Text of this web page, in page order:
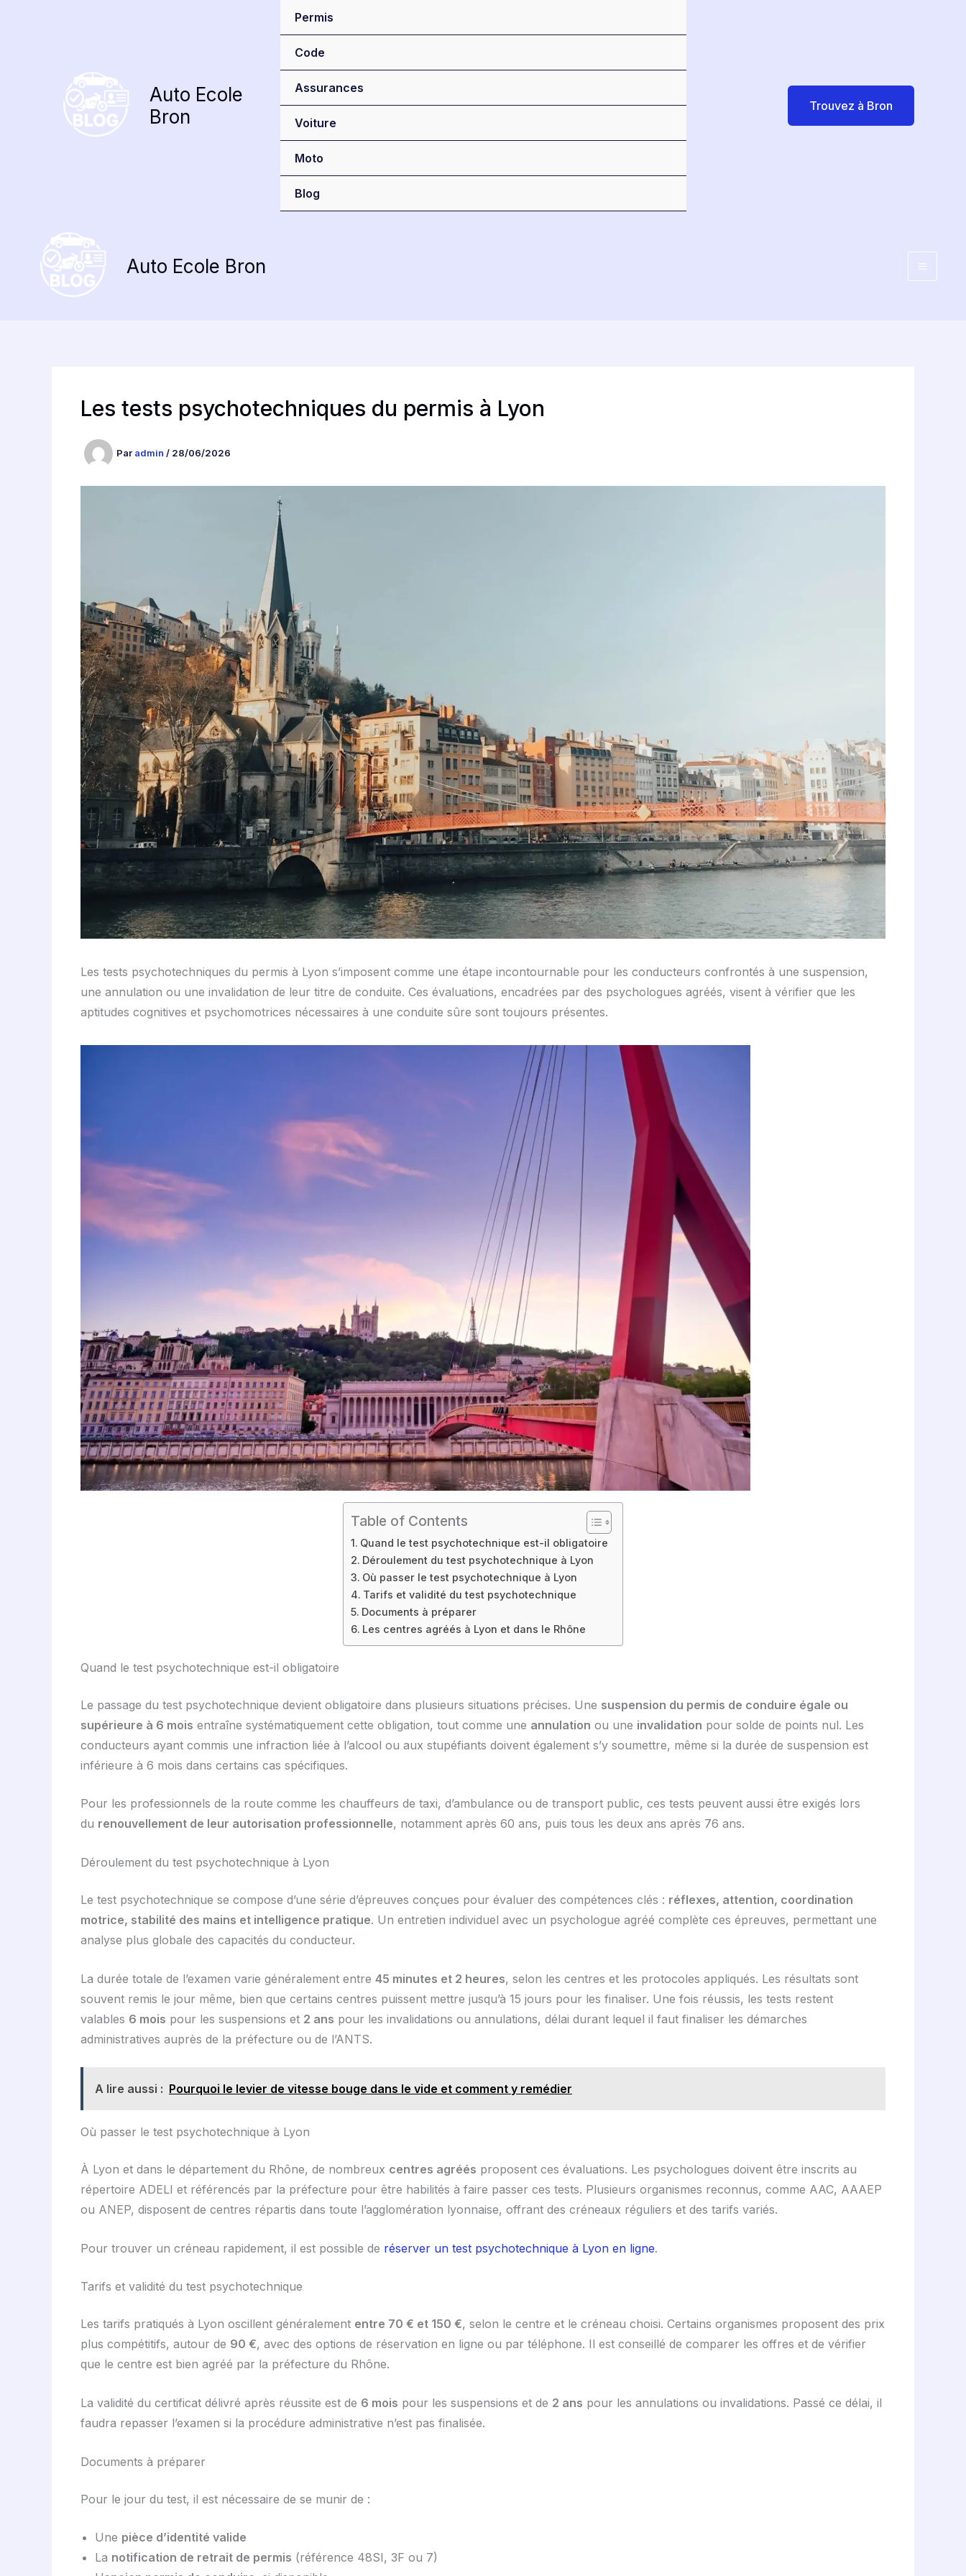
Auto Ecole
Bron
Permis
Code
Assurances
Voiture
Moto
Blog
Trouvez à Bron
Auto Ecole Bron
Les tests psychotechniques du permis à Lyon
Par admin / 28/06/2026
Les tests psychotechniques du permis à Lyon s’imposent comme une étape incontournable pour les conducteurs confrontés à une suspension,
une annulation ou une invalidation de leur titre de conduite. Ces évaluations, encadrées par des psychologues agréés, visent à vérifier que les
aptitudes cognitives et psychomotrices nécessaires à une conduite sûre sont toujours présentes.
Table of Contents
Quand le test psychotechnique est-il obligatoire
Déroulement du test psychotechnique à Lyon
Où passer le test psychotechnique à Lyon
Tarifs et validité du test psychotechnique
Documents à préparer
Les centres agréés à Lyon et dans le Rhône
Quand le test psychotechnique est-il obligatoire
Le passage du test psychotechnique devient obligatoire dans plusieurs situations précises. Une suspension du permis de conduire égale ou
supérieure à 6 mois entraîne systématiquement cette obligation, tout comme une annulation ou une invalidation pour solde de points nul. Les
conducteurs ayant commis une infraction liée à l’alcool ou aux stupéfiants doivent également s’y soumettre, même si la durée de suspension est
inférieure à 6 mois dans certains cas spécifiques.
Pour les professionnels de la route comme les chauffeurs de taxi, d’ambulance ou de transport public, ces tests peuvent aussi être exigés lors
du renouvellement de leur autorisation professionnelle, notamment après 60 ans, puis tous les deux ans après 76 ans.
Déroulement du test psychotechnique à Lyon
Le test psychotechnique se compose d’une série d’épreuves conçues pour évaluer des compétences clés : réflexes, attention, coordination
motrice, stabilité des mains et intelligence pratique. Un entretien individuel avec un psychologue agréé complète ces épreuves, permettant une
analyse plus globale des capacités du conducteur.
La durée totale de l’examen varie généralement entre 45 minutes et 2 heures, selon les centres et les protocoles appliqués. Les résultats sont
souvent remis le jour même, bien que certains centres puissent mettre jusqu’à 15 jours pour les finaliser. Une fois réussis, les tests restent
valables 6 mois pour les suspensions et 2 ans pour les invalidations ou annulations, délai durant lequel il faut finaliser les démarches
administratives auprès de la préfecture ou de l’ANTS.
A lire aussi : Pourquoi le levier de vitesse bouge dans le vide et comment y remédier
Où passer le test psychotechnique à Lyon
À Lyon et dans le département du Rhône, de nombreux centres agréés proposent ces évaluations. Les psychologues doivent être inscrits au
répertoire ADELI et référencés par la préfecture pour être habilités à faire passer ces tests. Plusieurs organismes reconnus, comme AAC, AAAEP
ou ANEP, disposent de centres répartis dans toute l’agglomération lyonnaise, offrant des créneaux réguliers et des tarifs variés.
Pour trouver un créneau rapidement, il est possible de réserver un test psychotechnique à Lyon en ligne.
Tarifs et validité du test psychotechnique
Les tarifs pratiqués à Lyon oscillent généralement entre 70 € et 150 €, selon le centre et le créneau choisi. Certains organismes proposent des prix
plus compétitifs, autour de 90 €, avec des options de réservation en ligne ou par téléphone. Il est conseillé de comparer les offres et de vérifier
que le centre est bien agréé par la préfecture du Rhône.
La validité du certificat délivré après réussite est de 6 mois pour les suspensions et de 2 ans pour les annulations ou invalidations. Passé ce délai, il
faudra repasser l’examen si la procédure administrative n’est pas finalisée.
Documents à préparer
Pour le jour du test, il est nécessaire de se munir de :
Une pièce d’identité valide
La notification de retrait de permis (référence 48SI, 3F ou 7)